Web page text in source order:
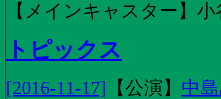
【メインキャスター】
トピックス
[2016-11-17] 【公演 】 中